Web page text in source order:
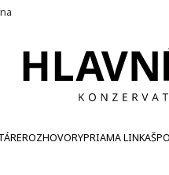
ROZHOVORYPRIAMA LINKA